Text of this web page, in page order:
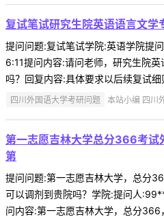
复试笔试研究生院英语语言文学
提问问题:复试笔试学院:英语学院提
6:11提问内容:请问老师，研究生院
吗？回复内容:具体要求以后续复试细
四川外国语大学考研问题 本站小编 四川
第一志愿吉林大学总分366考
第
提问问题:第一志愿吉林大学，总分
可以调剂到贵院吗？学院:提问人
问内容:第一志愿吉林大学，总分